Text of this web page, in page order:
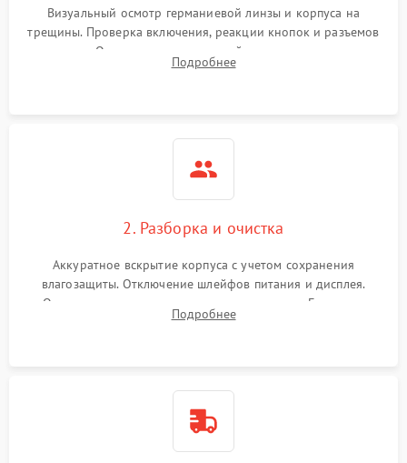
Визуальный осмотр германиевой линзы и корпуса на
трещины. Проверка включения, реакции кнопок и разъемов
зарядки. Оценка вывода тепловой сигнатуры на экран,
проверка базовых функций и считывание системных
Подробнее
2. Разборка и очистка
Аккуратное вскрытие корпуса с учетом сохранения
влагозащиты. Отключение шлейфов питания и дисплея.
Очистка внутренних плат от окислов и пыли. Бережная
обработка германиевого объектива специализированными
Подробнее